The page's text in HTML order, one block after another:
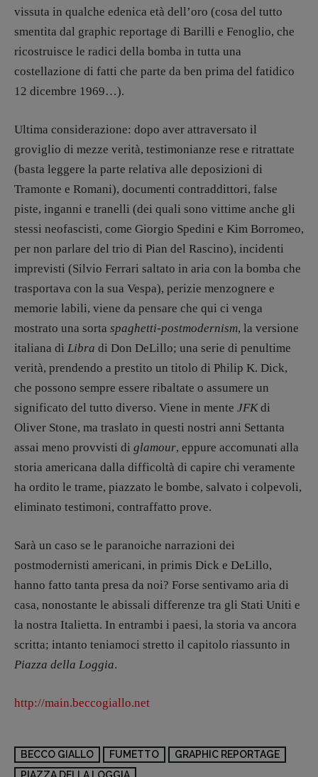
vissuta in qualche edenica età dell’oro (cosa del tutto
smentita dal graphic reportage di Barilli e Fenoglio, che
ricostruisce le radici della bomba in tutta una
costellazione di fatti che parte da ben prima del fatidico
12 dicembre 1969…).
Ultima considerazione: dopo aver attraversato il
groviglio di mezze verità, testimonianze rese e ritrattate
(basta leggere la parte relativa alle deposizioni di
Tramonte e Romani), documenti contraddittori, false
piste, inganni e tranelli (dei quali sono vittime anche gli
stessi neofascisti, come Giorgio Spedini e Kim Borromeo,
per non parlare del trio di Pian del Rascino), incidenti
imprevisti (Silvio Ferrari saltato in aria con la bomba che
trasportava con la sua Vespa), perizie menzognere e
memorie labili, viene da pensare che qui ci venga
mostrato una sorta spaghetti-postmodernism, la versione
italiana di Libra di Don DeLillo; una serie di penultime
verità, prendendo a prestito un titolo di Philip K. Dick,
che possono sempre essere ribaltate o assumere un
significato del tutto diverso. Viene in mente JFKdi
Oliver Stone, ma traslato in questi nostri anni Settanta
assai meno provvisti di glamour, eppure accomunati alla
storia americana dalla difficoltà di capire chi veramente
ha ordito le trame, piazzato le bombe, salvato i colpevoli,
eliminato testimoni, contraffatto prove.
Sarà un caso se le paranoiche narrazioni dei
postmodernisti americani, in primis Dick e DeLillo,
hanno fatto tanta presa da noi? Forse sentivamo aria di
casa, nonostante le abissali differenze tra gli Stati Uniti e
la nostra Italietta. In entrambi i paesi, la storia va ancora
scritta; intanto teniamoci stretto il capitolo riassunto in
Piazza della Loggia.
http://main.beccogiallo.net
BECCO GIALLO FUMETTO
GRAPHIC REPORTAGE